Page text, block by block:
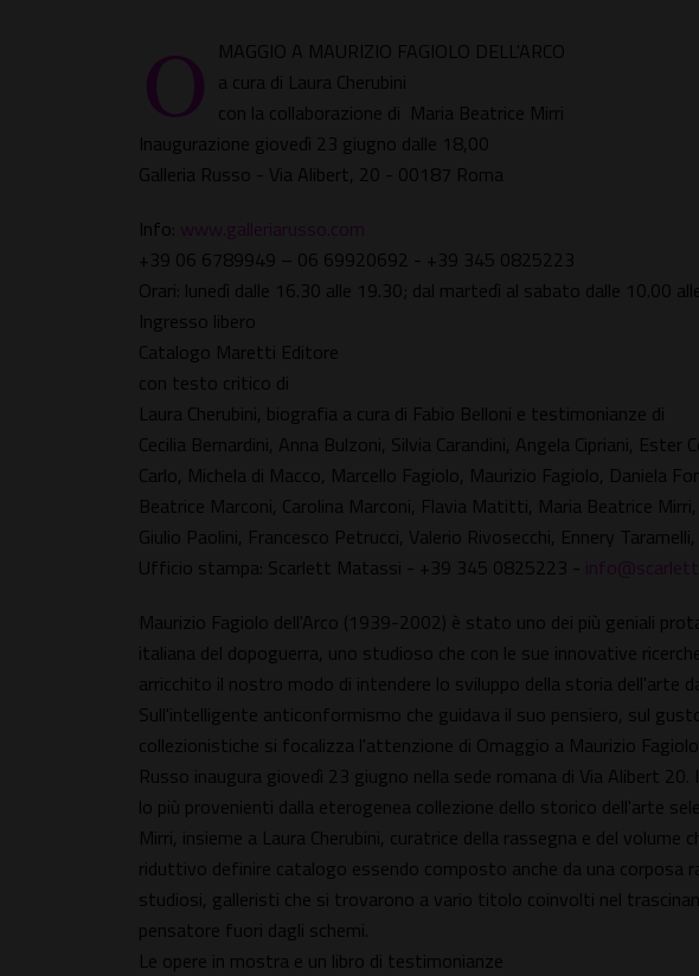
O MAGGIO A MAURIZIO FAGIOLO DELL'ARCO
a cura di Laura Cherubini
con la collaborazione di Maria Beatrice Mirri
Inaugurazione giovedì 23 giugno dalle 18,00
Galleria Russo - Via Alibert, 20 - 00187 Roma
Info: www.galleriarusso.com
+39 06 6789949 – 06 69920692 - +39 345 0825223
Orari: lunedì dalle 16.30 alle 19.30; dal martedì al sabato dalle 10.00
Ingresso libero
Catalogo Maretti Editore
con testo critico di
Laura Cherubini, biografia a cura di Fabio Belloni e testimonianze di
Cecilia Bernardini, Anna Bulzoni, Silvia Carandini, Angela Cipriani,
Carlo, Michela di Macco, Marcello Fagiolo, Maurizio Fagiolo, Daniela
Beatrice Marconi, Carolina Marconi, Flavia Matitti, Maria Beatrice
Giulio Paolini, Francesco Petrucci, Valerio Rivosecchi, Ennery
Ufficio stampa: Scarlett Matassi - +39 345 0825223 -
Maurizio Fagiolo dell'Arco (1939-2002) è stato uno dei più geniali
italiana del dopoguerra, uno studioso che con le sue innovative
arricchito il nostro modo di intendere lo sviluppo della storia dell'arte
Sull'intelligente anticonformismo che guidava il suo pensiero, sul
collezionistiche si focalizza l'attenzione di Omaggio a Maurizio
Russo inaugura giovedì 23 giugno nella sede romana di Via Alibert
lo più provenienti dalla eterogenea collezione dello storico dell'arte
Mirri, insieme a Laura Cherubini, curatrice della rassegna e del volume
riduttivo definire catalogo essendo composto anche da una corposa
studiosi, galleristi che si trovarono a vario titolo coinvolti nel
pensatore fuori dagli schemi.
Le opere in mostra e un libro di testimonianze